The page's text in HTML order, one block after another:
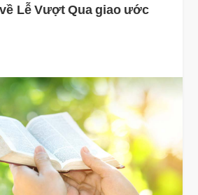
Lễ Vượt Qua giao ước